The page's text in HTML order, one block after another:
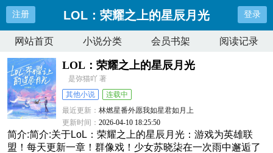
注册 LOL：荣耀之上的星辰月光 登录
网站首页 小说分类 会员书架 阅读记录
LOL：荣耀之上的星辰月光
是弥猫吖 著
其他小说
连载中
最近更新：林燃星番外愿我如星君如月上
更新时间：2026-04-10 18:25:50
简介:简介:关于LoL：荣耀之上的星辰月光：游戏为英雄联
盟！每天更新一章！群像戏！少女苏晓柒在一次雨中邂逅了